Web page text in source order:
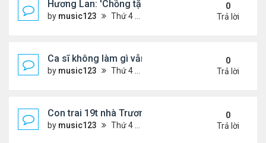
Hương Lan: 'Chồng tặng tôi khu vườn tình yêu'
by music123 Thứ 4 Tháng 8 05, 2026 7:15 pm
0
Trả lời
Ca sĩ không làm gì vẫn kiếm được 400 triệu đồng/
by music123 Thứ 4 Tháng 8 05, 2026 7:11 pm
0
Trả lời
Con trai 19t nhà Trương Bá Chi - Tạ Đình Phong
by music123 Thứ 4 Tháng 8 05, 2026 7:03 pm
0
Trả lời